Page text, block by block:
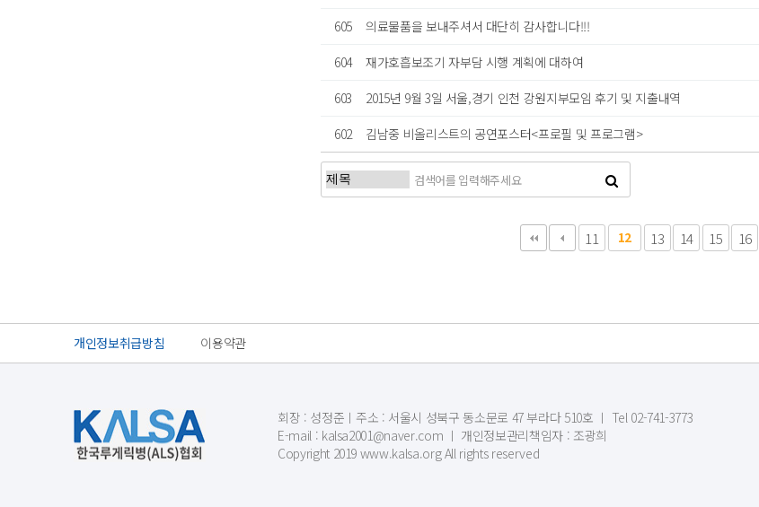
605
의료물품을 보내주셔서 대단히 감사합니다!!!
604
재가호흡보조기 자부담 시행 계획에 대하여
603
2015년 9월 3일 서울,경기 인천 강원지부모임 후기 및 지출내역
602
김남중 비올리스트의 공연포스터<프로필 및 프로그램>
11 12 13 14 15 16
개인정보취급방침 이용약관
회장 : 성정준ㅣ주소 : 서울시 성북구 동소문로 47 부라다 510호 ㅣ Tel 02-741-3773
E-mail : kalsa2001@naver.com ㅣ 개인정보관리책임자 : 조광희
Copyright 2019 www.kalsa.org All rights reserved